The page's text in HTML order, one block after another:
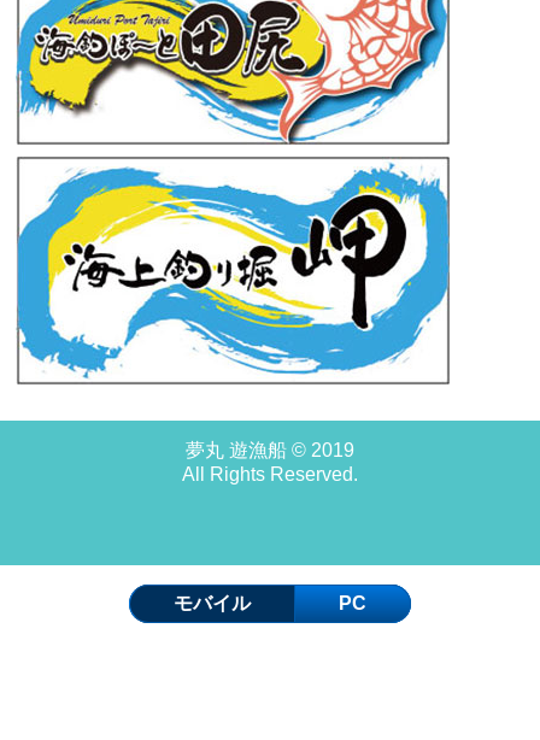
夢丸 遊漁船 © 2019
All Rights Reserved.
モバイル PC